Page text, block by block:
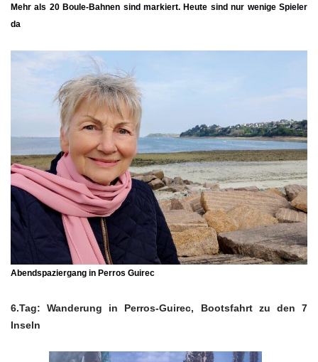
Mehr als 20 Boule-Bahnen sind markiert. Heute sind nur wenige Spieler
da
Abendspaziergang in Perros Guirec
6.Tag: Wanderung in Perros-Guirec, Bootsfahrt zu den 7
Inseln